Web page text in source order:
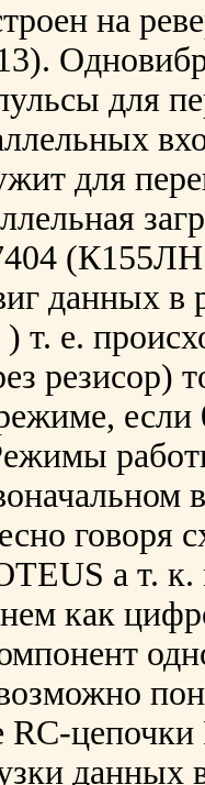
на
для
для
данных в
) т. е.
резисор)
если
говоря
а т.
нем как